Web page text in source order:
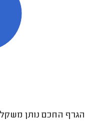
הגרף החכם נותן משקל